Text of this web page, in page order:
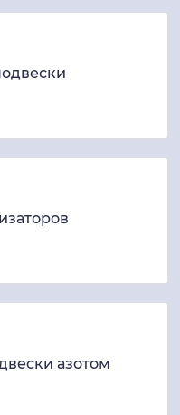
азотом